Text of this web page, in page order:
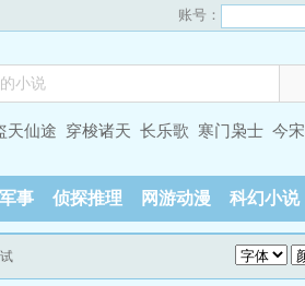
账号：
天仙途 穿梭诸天 长乐歌 寒门枭士 今宋
事 侦探推理 网游动漫 科幻小说